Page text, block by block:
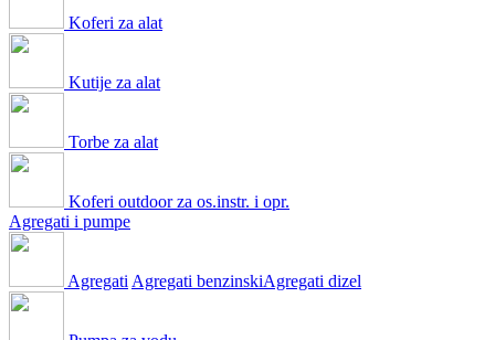
Koferi za alat
Kutije za alat
Torbe za alat
Koferi outdoor za os.instr. i opr.
Agregati i pumpe
Agregati Agregati benzinskiAgregati dizel